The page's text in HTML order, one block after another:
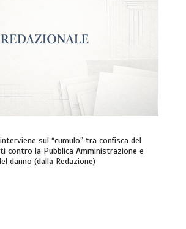
sul “cumulo” tra confisca del
contro la Pubblica Amministrazione e
danno (dalla Redazione)